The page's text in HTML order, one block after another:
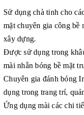
Sử dụng chà tinh cho
mặt chuyên gia công
xây dựng.
Được sử dụng trong
mài nhẵn bóng bề mặt
Chuyên gia đánh bóng
dụng trong trang trí,
Ứng dụng mài các chi